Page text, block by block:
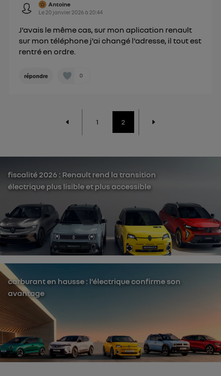
Antoine
Le 20 janvier 2026à 20:44
J'avais le même cas, sur mon aplication renault
sur mon téléphone j'ai changé l'adresse, il tout est
rentré en ordre.
répondre 0
1 2
fiscalité 2026 : Renault rend la transition
électrique plus lisible et plus accessible
carburant en hausse : l’électrique confirme son
avantage